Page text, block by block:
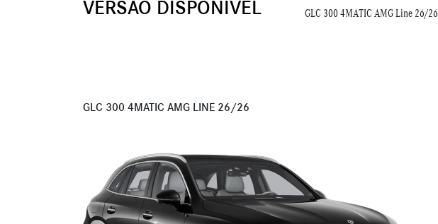
VERSÃO DISPONÍVEL GLC 300 4MATIC AMG Line 26/26
GLC 300 4MATIC AMG LINE 26/26